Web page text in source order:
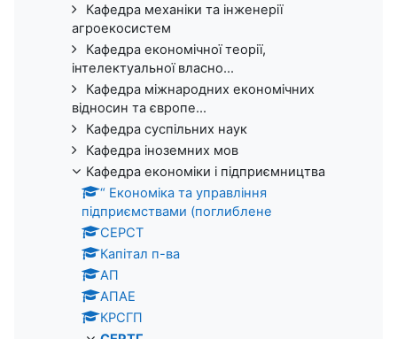
Кафедра механіки та інженерії
агроекосистем
Кафедра економічної теорії,
інтелектуальної власно...
Кафедра міжнародних економічних
відносин та європе...
Кафедра суспільних наук
Кафедра іноземних мов
Кафедра економіки і підприємництва
“ Економіка та управління
підприємствами (поглиблене
СЕРСТ
Капітал п-ва
АП
АПАЕ
КРСГП